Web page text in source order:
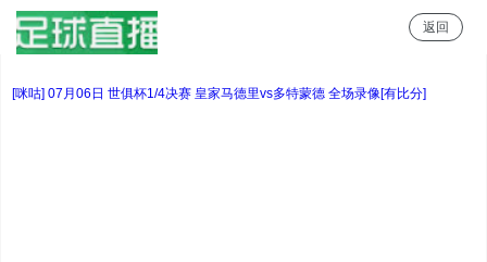
返回
[咪咕] 07月06日 世俱杯1/4决赛 皇家马德里vs多特蒙德 全场录像[有比分]